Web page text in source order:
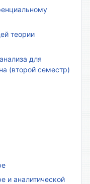
теории
для
(второй семестр)
и аналитической